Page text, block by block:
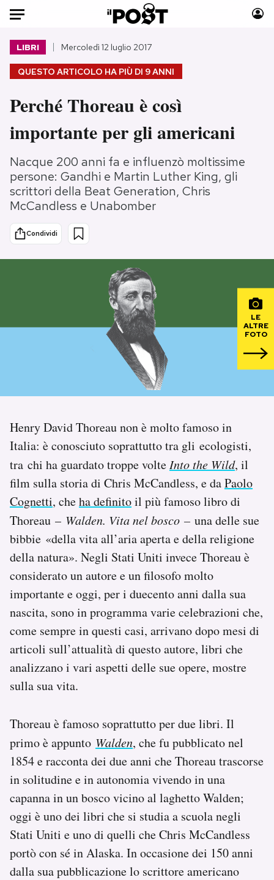
Auto
HOME
Italia
Politica
Tecnologia
Internet
Scienza
Cultura
Economia
Sport
Moda
Consumismi
Storie/Idee
Ok Boomer!
Media
Europa
CALENDARIO
AREA PERSONALE
Area Personale
Newsletter
Notifiche mobile
Regala il Post
Hai bisogno di aiuto?
QUESTO ARTICOLO HA PIÙ DI 9 ANNI
LIBRI Mercoledì 12 luglio 2017
Perché Thoreau è così
importante per gli americani
Nacque 200 anni fa e influenzò moltissime
persone: Gandhi e Martin Luther King, gli
scrittori della Beat Generation, Chris
McCandless e Unabomber
Condividi
LE
ALTRE
FOTO
Henry David Thoreau non è molto famoso in
Italia: è conosciuto soprattutto tra gli ecologisti,
tra chi ha guardato troppe volte Into the Wild, il
film sulla storia di Chris McCandless, e daPaolo
Cognetti, cheha definitoil più famoso libro di
Thoreau – Walden. Vita nel bosco – una delle sue
bibbie «della vita all’aria aperta e della religione
della natura». Negli Stati Uniti invece Thoreau è
considerato un autore e un filosofo molto
importante e oggi, per i duecento anni dalla sua
nascita, sono in programma varie celebrazioni che,
come sempre in questi casi, arrivano dopo mesi di
articoli sull’attualità di questo autore, libri che
analizzano i vari aspetti delle sue opere, mostre
sulla sua vita.
Thoreau è famoso soprattutto per due libri. Il
primo è appunto Walden, che fu pubblicato nel
1854 e racconta dei due anni che Thoreau trascorse
in solitudine e in autonomia vivendo in una
capanna in un bosco vicino al laghetto Walden;
oggi è uno dei libri che si studia a scuola negli
Stati Uniti e uno di quelli che Chris McCandless
portò con sé in Alaska. In occasione dei 150 anni
dalla sua pubblicazione lo scrittore americano